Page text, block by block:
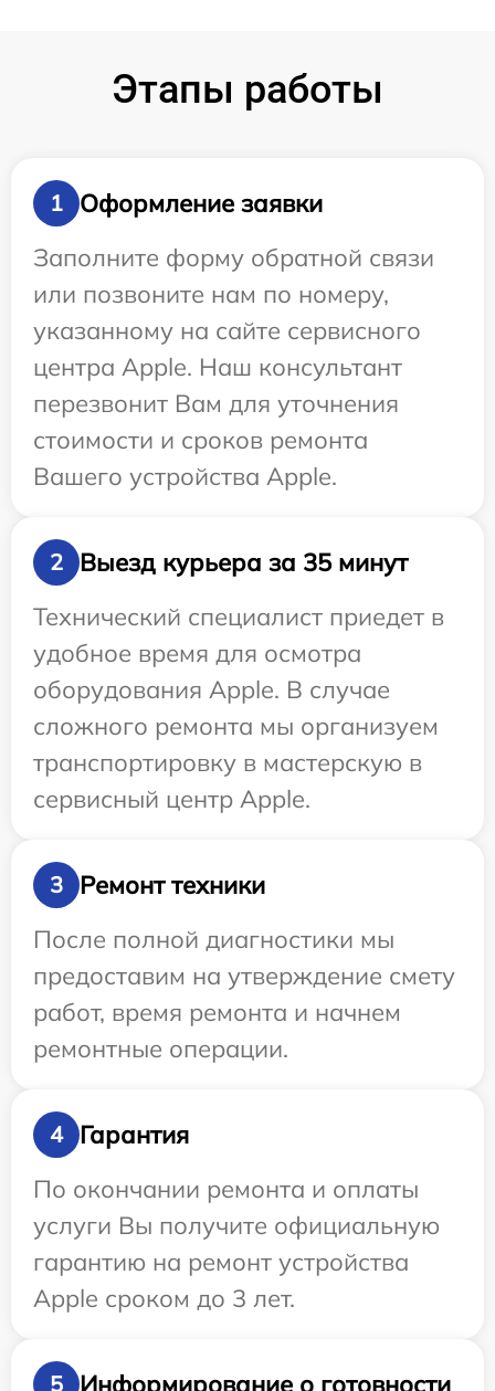
Этапы работы
1
Оформление заявки
Заполните форму обратной связи
или позвоните нам по номеру,
указанному на сайте сервисного
центра Apple. Наш консультант
перезвонит Вам для уточнения
стоимости и сроков ремонта
Вашего устройства Apple.
2
Выезд курьера за 35 минут
Технический специалист приедет в
удобное время для осмотра
оборудования Apple. В случае
сложного ремонта мы организуем
транспортировку в мастерскую в
сервисный центр Apple.
3
Ремонт техники
После полной диагностики мы
предоставим на утверждение смету
работ, время ремонта и начнем
ремонтные операции.
4
Гарантия
По окончании ремонта и оплаты
услуги Вы получите официальную
гарантию на ремонт устройства
Apple сроком до 3 лет.
5 Информирование о готовности